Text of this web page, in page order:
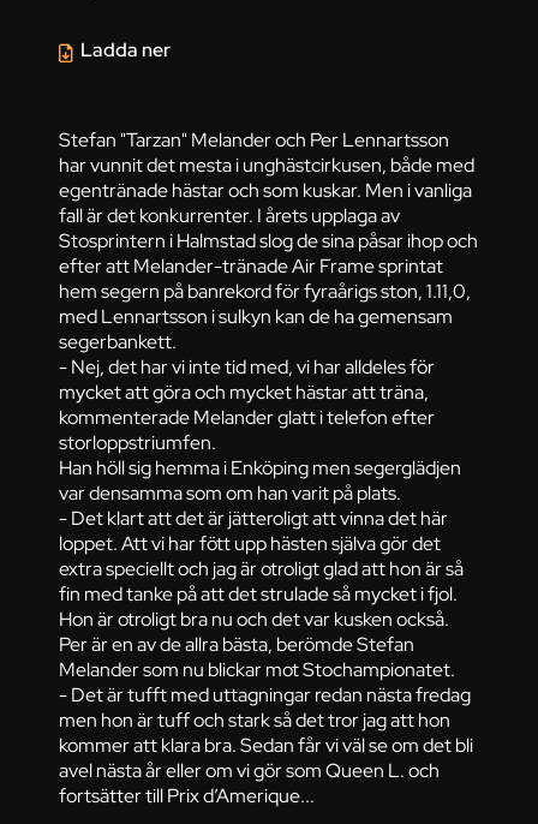
Stefan "Tarzan" Melander och Per Lennartsson
har vunnit det mesta i unghästcirkusen, både med
egentränade hästar och som kuskar. Men i vanliga
fall är det konkurrenter. I årets upplaga av
Stosprintern i Halmstad slog de sina påsar ihop och
efter att Melander-tränade Air Frame sprintat
hem segern på banrekord för fyraårigs ston, 1.11,0,
med Lennartsson i sulkyn kan de ha gemensam
segerbankett.
- Nej, det har vi inte tid med, vi har alldeles för
mycket att göra och mycket hästar att träna,
kommenterade Melander glatt i telefon efter
storloppstriumfen.
Han höll sig hemma i Enköping men segerglädjen
var densamma som om han varit på plats.
- Det klart att det är jätteroligt att vinna det här
loppet. Att vi har fött upp hästen själva gör det
extra speciellt och jag är otroligt glad att hon är så
fin med tanke på att det strulade så mycket i fjol.
Hon är otroligt bra nu och det var kusken också.
Per är en av de allra bästa, berömde Stefan
Melander som nu blickar mot Stochampionatet.
- Det är tufft med uttagningar redan nästa fredag
men hon är tuff och stark så det tror jag att hon
kommer att klara bra. Sedan får vi väl se om det bli
avel nästa år eller om vi gör som Queen L. och
fortsätter till Prix d’Amerique...
Ladda ner